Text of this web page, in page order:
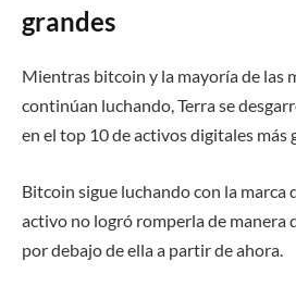
grandes
Mientras bitcoin y la mayoría de las
continúan luchando, Terra se
en el top 10 de activos digitales más
Bitcoin sigue luchando con la marca
activo no logró romperla de manera
por debajo de ella a partir de ahora.